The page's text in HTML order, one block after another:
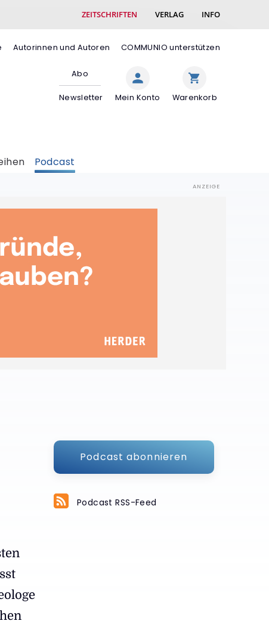
ZEITSCHRIFTEN VERLAG INFO
Autorinnen und Autoren
COMMUNIO unterstützen
Abo
Newsletter Mein Konto Warenkorb
Podcast
Podcast abonnieren
Podcast RSS-Feed